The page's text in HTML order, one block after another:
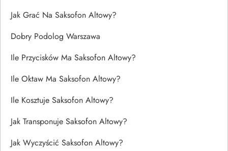
Jak Grać Na Saksofon Altowy?
Dobry Podolog Warszawa
Ile Przycisków Ma Saksofon Altowy?
Ile Oktaw Ma Saksofon Altowy?
Ile Kosztuje Saksofon Altowy?
Jak Transponuje Saksofon Altowy?
Jak Wyczyścić Saksofon Altowy?